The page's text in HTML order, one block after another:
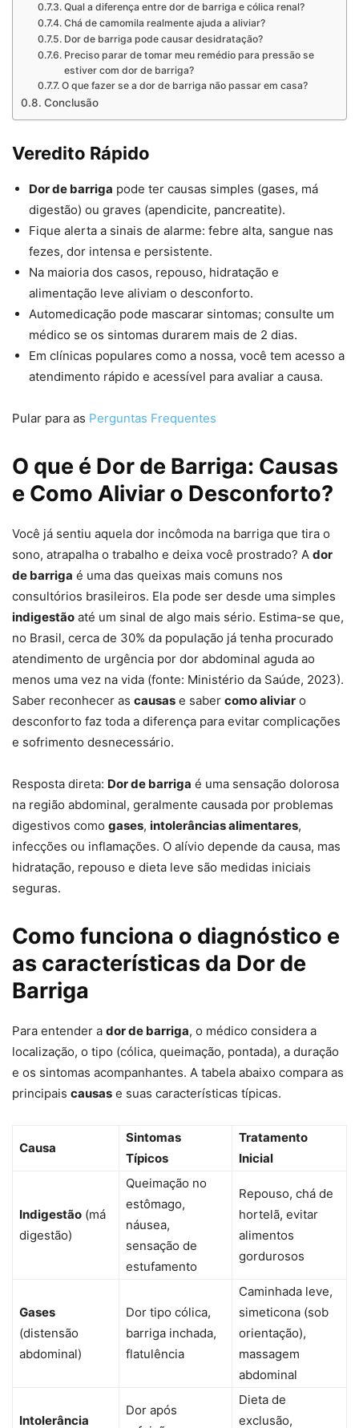
Qual a diferença entre dor de barriga e cólica renal?
Chá de camomila realmente ajuda a aliviar?
Dor de barriga pode causar desidratação?
Preciso parar de tomar meu remédio para pressão se
estiver com dor de barriga?
O que fazer se a dor de barriga não passar em casa?
Conclusão
Veredito Rápido
Dor de barriga pode ter causas simples (gases, má
digestão) ou graves (apendicite, pancreatite).
Fique alerta a sinais de alarme: febre alta, sangue nas
fezes, dor intensa e persistente.
Na maioria dos casos, repouso, hidratação e
alimentação leve aliviam o desconforto.
Automedicação pode mascarar sintomas; consulte um
médico se os sintomas durarem mais de 2 dias.
Em clínicas populares como a nossa, você tem acesso a
atendimento rápido e acessível para avaliar a causa.
Pular para as Perguntas Frequentes
O que é Dor de Barriga: Causas
e Como Aliviar o Desconforto?
Você já sentiu aquela dor incômoda na barriga que tira o
sono, atrapalha o trabalho e deixa você prostrado? A dor
de barriga é uma das queixas mais comuns nos
consultórios brasileiros. Ela pode ser desde uma simples
indigestão até um sinal de algo mais sério. Estima-se que,
no Brasil, cerca de 30% da população já tenha procurado
atendimento de urgência por dor abdominal aguda ao
menos uma vez na vida (fonte: Ministério da Saúde, 2023).
Saber reconhecer as causas e saber como aliviar o
desconforto faz toda a diferença para evitar complicações
e sofrimento desnecessário.
Resposta direta: Dor de barriga é uma sensação dolorosa
na região abdominal, geralmente causada por problemas
digestivos como gases, intolerâncias alimentares,
infecções ou inflamações. O alívio depende da causa, mas
hidratação, repouso e dieta leve são medidas iniciais
seguras.
Como funciona o diagnóstico e
as características da Dor de
Barriga
Para entender a dor de barriga, o médico considera a
localização, o tipo (cólica, queimação, pontada), a duração
e os sintomas acompanhantes. A tabela abaixo compara as
principais causas e suas características típicas.
Causa
Sintomas
Típicos
Tratamento
Inicial
Indigestão (má
digestão)
Queimação no
estômago,
náusea,
sensação de
estufamento
Repouso, chá de
hortelã, evitar
alimentos
gordurosos
Gases
(distensão
abdominal)
Dor tipo cólica,
barriga inchada,
flatulência
Caminhada leve,
simeticona (sob
orientação),
massagem
abdominal
Intolerância
Dor após
Dieta de
exclusão,